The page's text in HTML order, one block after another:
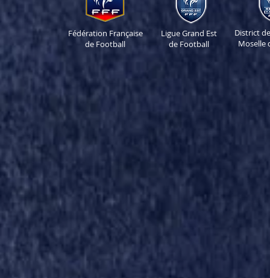
Fédération Française
de Football
Ligue Grand Est
de Football
District
Moselle